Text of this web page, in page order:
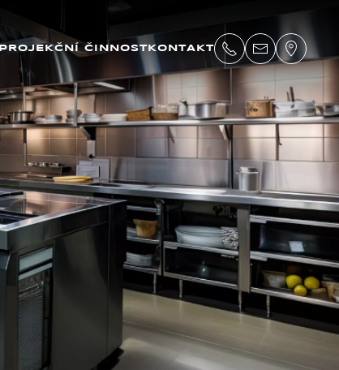
PROJEKČNÍ ČINNOST KONTAKT